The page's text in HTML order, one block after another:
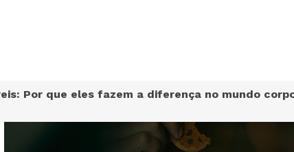
Por que eles fazem a diferença no mundo